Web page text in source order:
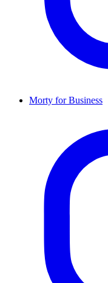
Morty for Business